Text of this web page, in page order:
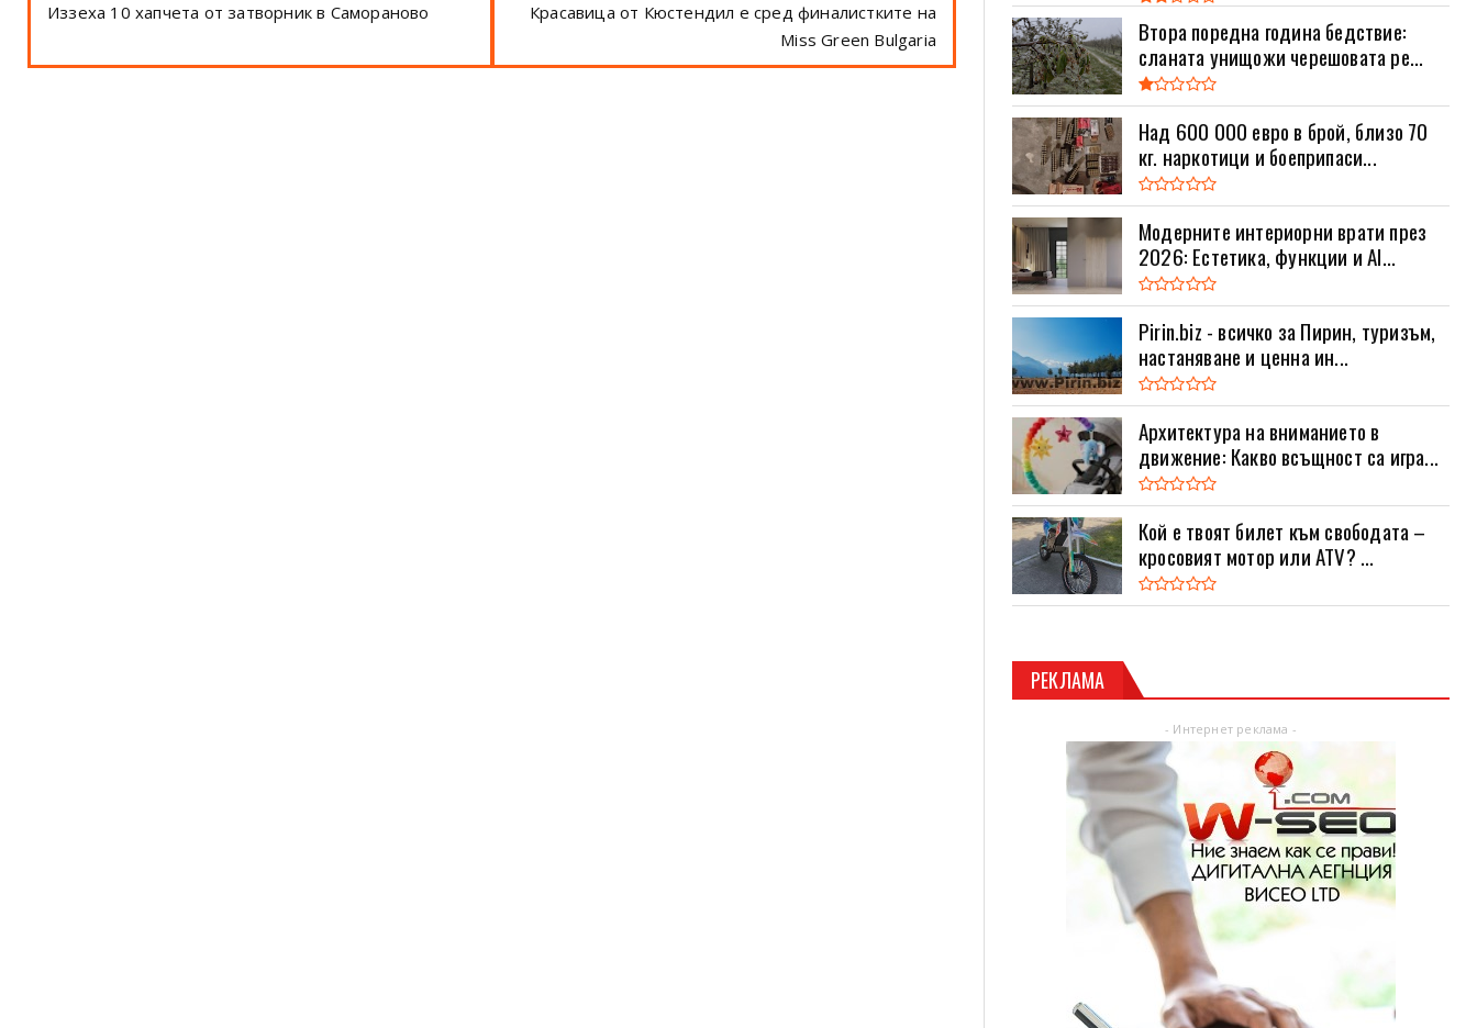
Иззеха 10 хапчета от затворник в Самораново
Красавица от Кюстендил е сред финалистките на
Miss Green Bulgaria
Втора поредна година бедствие:
сланата унищожи черешовата ре...
Над 600 000 евро в брой, близо 70
кг. наркотици и боеприпаси...
Модерните интериорни врати през
2026: Естетика, функции и AI...
Pirin.biz - всичко за Пирин, туризъм,
настаняване и ценна ин...
Архитектура на вниманието в
движение: Какво всъщност са игра...
Кой е твоят билет към свободата –
кросовият мотор или ATV? ...
РЕКЛАМА
- Интернет реклама -